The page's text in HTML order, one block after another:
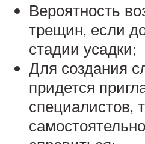
Вероятность
трещин, если
стадии усадки;
Для создания
придется
специалистов,